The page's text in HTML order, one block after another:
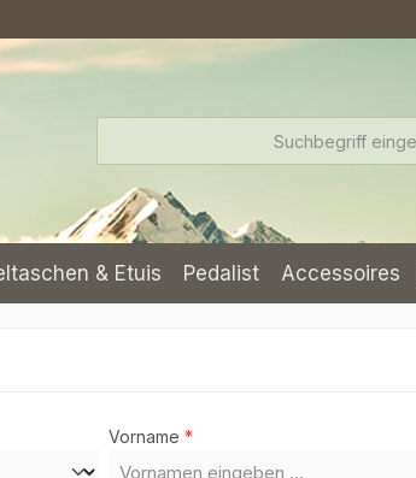
& Etuis Pedalist Accessoires
Vorname *